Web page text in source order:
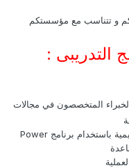
و تتناسب مع مؤسستكم
التدريبى :
المتخصصون في مجالات
وهي مكتوبة على شرائح تعليمية باستخدام برنامج Power